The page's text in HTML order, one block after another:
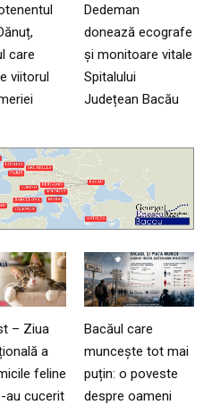
care
viitorul
Dedeman
donează ecografe
și monitoare vitale
Spitalului
Județean Bacău
– Ziua
a
feline
au cucerit
Bacăul care
muncește tot mai
puțin: o poveste
despre oameni